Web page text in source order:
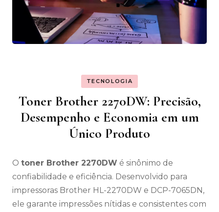
TECNOLOGIA
Toner Brother 2270DW: Precisão,
Desempenho e Economia em um
Único Produto
O toner Brother 2270DW é sinônimo de
confiabilidade e eficiência. Desenvolvido para
impressoras Brother HL-2270DW e DCP-7065DN,
ele garante impressões nítidas e consistentes com